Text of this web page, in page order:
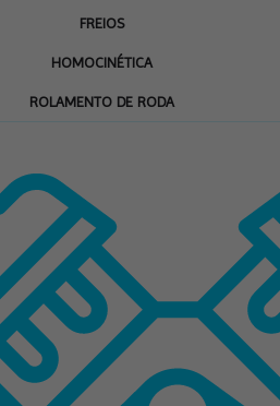
FREIOS
HOMOCINÉTICA
ROLAMENTO DE RODA